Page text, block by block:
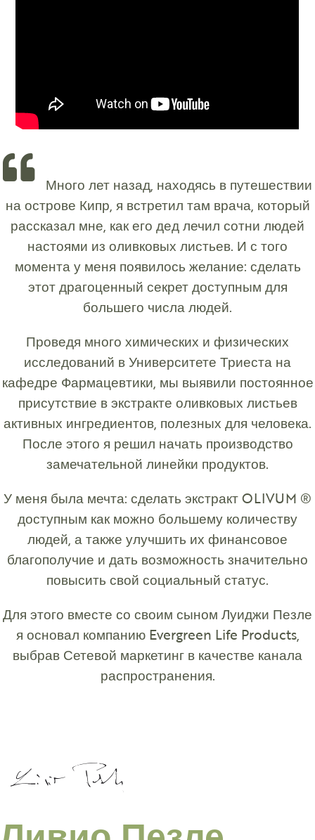
Много лет назад, находясь в путешествии
на острове Кипр, я встретил там врача, который
рассказал мне, как его дед лечил сотни людей
настоями из оливковых листьев. И с того
момента у меня появилось желание: сделать
этот драгоценный секрет доступным для
большего числа людей.
Проведя много химических и физических
исследований в Университете Триеста на
кафедре Фармацевтики, мы выявили постоянное
присутствие в экстракте оливковых листьев
активных ингредиентов, полезных для человека.
После этого я решил начать производство
замечательной линейки продуктов.
У меня была мечта: сделать экстракт OLIVUM ®
доступным как можно большему количеству
людей, а также улучшить их финансовое
благополучие и дать возможность значительно
повысить свой социальный статус.
Для этого вместе со своим сыном Луиджи Пезле
я основал компанию Evergreen Life Products,
выбрав Сетевой маркетинг в качестве канала
распространения.